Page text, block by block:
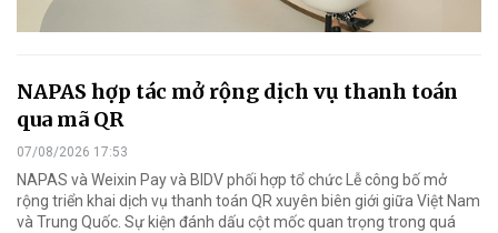
NAPAS hợp tác mở rộng dịch vụ thanh toán
qua mã QR
07/08/2026 17:53
NAPAS và Weixin Pay và BIDV phối hợp tổ chức Lễ công bố mở
rộng triển khai dịch vụ thanh toán QR xuyên biên giới giữa Việt Nam
và Trung Quốc. Sự kiện đánh dấu cột mốc quan trọng trong quá